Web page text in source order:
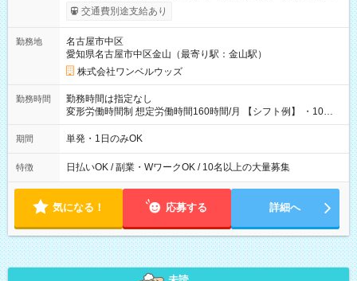
働いたその日に現金GET♪ お仕事後はコンビニATMから 日払
交通費別途支給あり
勤務地
名古屋市中区
愛知県名古屋市中区金山（最寄り駅：金山駅）
株式会社ワンベルウッズ
勤務時間
勤務時間は指定なし
変形労働時間制 想定労働時間160時間/月 【シフト例】 ・10：
00～20：00
期間 単発・1日のみOK
特徴 日払いOK / 副業・WワークOK / 10名以上の大量募集
気になる！ 応募する 詳細へ